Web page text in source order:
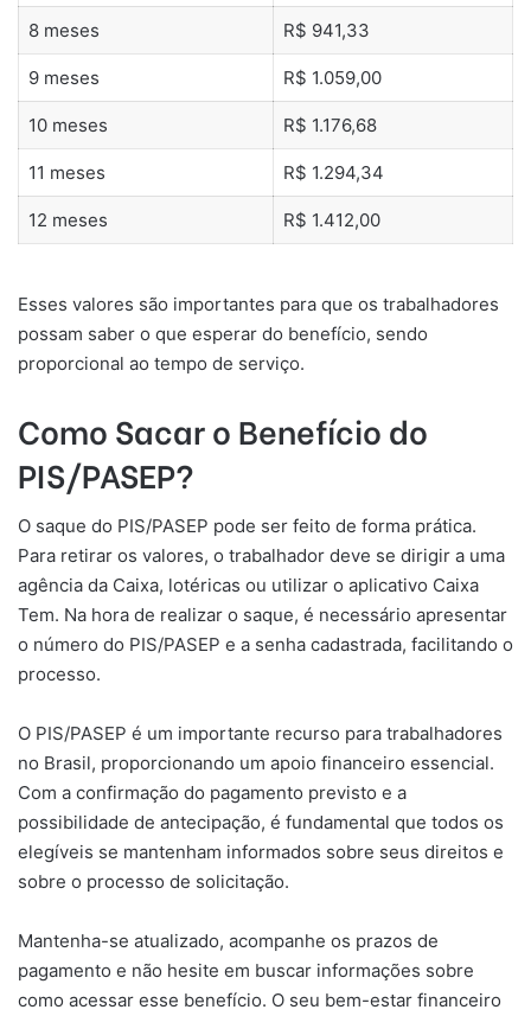
8 meses R$ 941,33
9 meses R$ 1.059,00
10 meses R$ 1.176,68
11 meses R$ 1.294,34
12 meses R$ 1.412,00
Esses valores são importantes para que os trabalhadores
possam saber o que esperar do benefício, sendo
proporcional ao tempo de serviço.
Como Sacar o Benefício do
PIS/PASEP?
O saque do PIS/PASEP pode ser feito de forma prática.
Para retirar os valores, o trabalhador deve se dirigir a uma
agência da Caixa, lotéricas ou utilizar o aplicativo Caixa
Tem. Na hora de realizar o saque, é necessário apresentar
o número do PIS/PASEP e a senha cadastrada, facilitando o
processo.
O PIS/PASEP é um importante recurso para trabalhadores
no Brasil, proporcionando um apoio financeiro essencial.
Com a confirmação do pagamento previsto e a
possibilidade de antecipação, é fundamental que todos os
elegíveis se mantenham informados sobre seus direitos e
sobre o processo de solicitação.
Mantenha-se atualizado, acompanhe os prazos de
pagamento e não hesite em buscar informações sobre
como acessar esse benefício. O seu bem-estar financeiro